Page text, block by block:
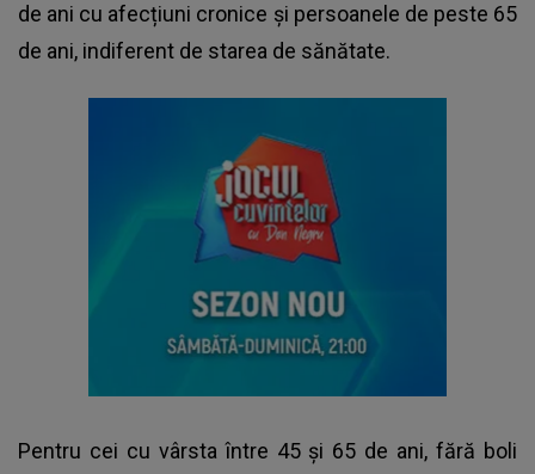
de ani cu afecțiuni cronice și persoanele de peste 65
de ani, indiferent de starea de sănătate.
Pentru cei cu vârsta între 45 și 65 de ani, fără boli